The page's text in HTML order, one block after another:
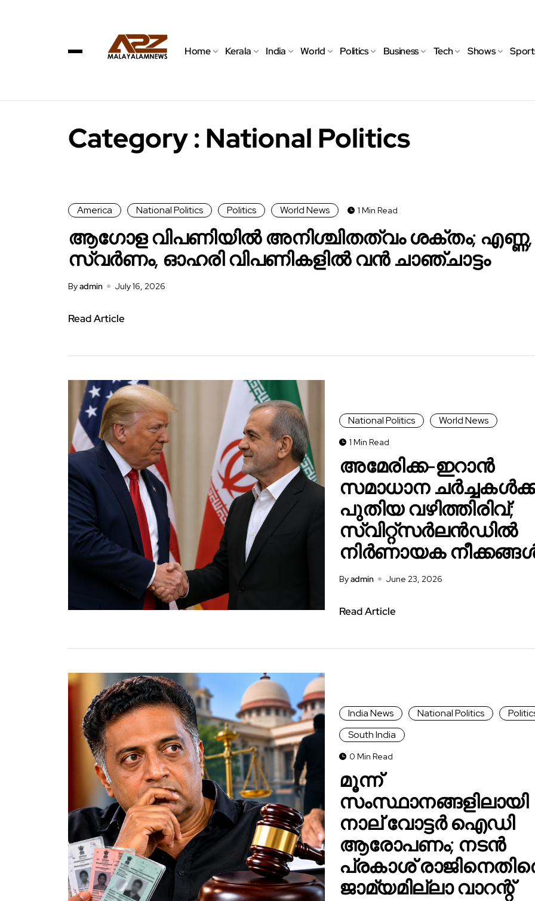
Home Kerala India World Politics Business Tech Shows
Category : National Politics
America National Politics Politics World News 1 Min Read
ആഗോള വിപണിയിൽ അനിശ്ചിതത്വം ശക്തം; എണ്ണ,
സ്വർണം, ഓഹരി വിപണികളിൽ വൻ ചാഞ്ചാട്ടം
Byadmin July 16, 2026
Read Article
National Politics World News
1 Min Read
അമേരിക്ക-ഇറാൻ
സമാധാന
പുതിയ വഴിത്തിരിവ്;
സ്വിറ്റ്സർലൻഡിൽ
നിർണായക
Byadmin June 23, 2026
Read Article
India News National Politics
South India
0 Min Read
മൂന്ന്
സംസ്ഥാനങ്ങളിലായി
നാല് വോട്ടർ ഐഡി
ആരോപണം; നടൻ
പ്രകാശ്
ജാമ്യമില്ലാ വാറന്റ്